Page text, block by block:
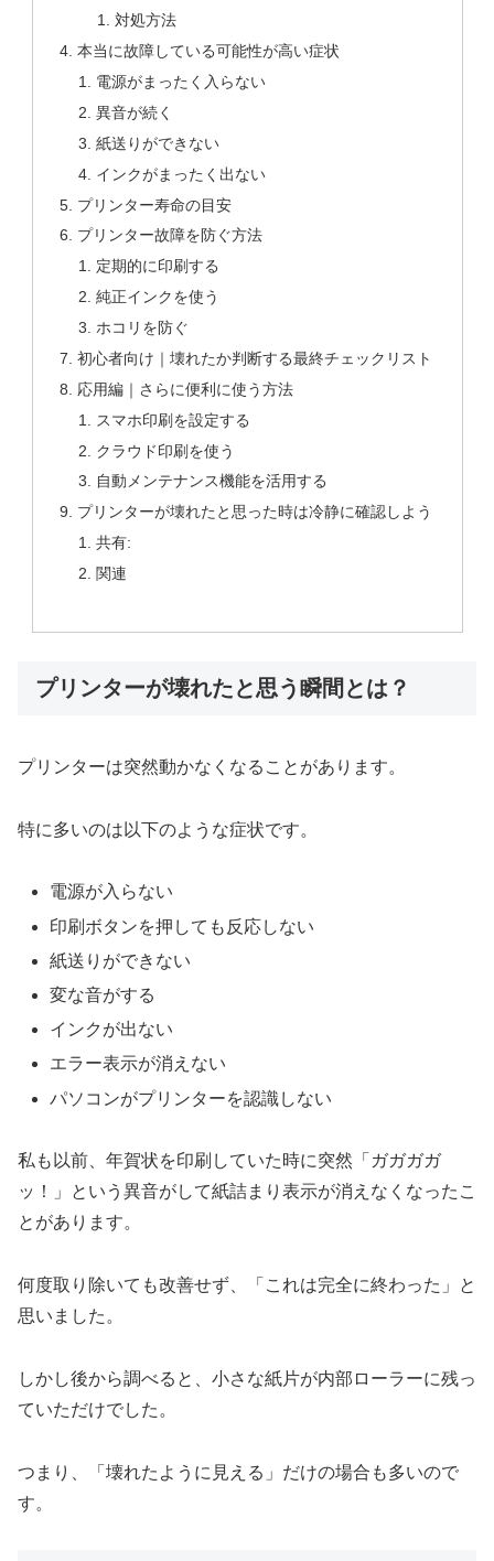
対処方法
本当に故障している可能性が高い症状
電源がまったく入らない
異音が続く
紙送りができない
インクがまったく出ない
プリンター寿命の目安
プリンター故障を防ぐ方法
定期的に印刷する
純正インクを使う
ホコリを防ぐ
初心者向け｜壊れたか判断する最終チェックリスト
応用編｜さらに便利に使う方法
スマホ印刷を設定する
クラウド印刷を使う
自動メンテナンス機能を活用する
プリンターが壊れたと思った時は冷静に確認しよう
共有:
関連
プリンターが壊れたと思う瞬間とは？
プリンターは突然動かなくなることがあります。
特に多いのは以下のような症状です。
電源が入らない
印刷ボタンを押しても反応しない
紙送りができない
変な音がする
インクが出ない
エラー表示が消えない
パソコンがプリンターを認識しない
私も以前、年賀状を印刷していた時に突然「ガガガガ
ッ！」という異音がして紙詰まり表示が消えなくなったこ
とがあります。
何度取り除いても改善せず、「これは完全に終わった」と
思いました。
しかし後から調べると、小さな紙片が内部ローラーに残っ
ていただけでした。
つまり、「壊れたように見える」だけの場合も多いので
す。